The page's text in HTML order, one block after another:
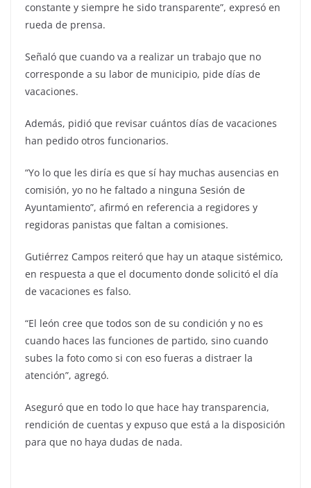
constante y siempre he sido transparente”, expresó en
rueda de prensa.
Señaló que cuando va a realizar un trabajo que no
corresponde a su labor de municipio, pide días de
vacaciones.
Además, pidió que revisar cuántos días de vacaciones
han pedido otros funcionarios.
“Yo lo que les diría es que sí hay muchas ausencias en
comisión, yo no he faltado a ninguna Sesión de
Ayuntamiento”, afirmó en referencia a regidores y
regidoras panistas que faltan a comisiones.
Gutiérrez Campos reiteró que hay un ataque sistémico,
en respuesta a que el documento donde solicitó el día
de vacaciones es falso.
“El león cree que todos son de su condición y no es
cuando haces las funciones de partido, sino cuando
subes la foto como si con eso fueras a distraer la
atención”, agregó.
Aseguró que en todo lo que hace hay transparencia,
rendición de cuentas y expuso que está a la disposición
para que no haya dudas de nada.